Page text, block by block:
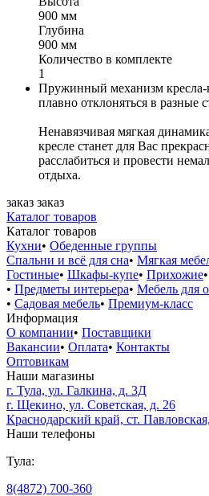
900 мм
Глубина
900 мм
Количество в комплекте
1
Пружинный механизм кресла-
плавно отклоняться в разные
Ненавязчивая мягкая
кресле станет для Вас
расслабиться и провести
отдыха.
заказ заказ
Каталог товаров
Каталог товаров
Кухни• Обеденные группы
Спальни и всё для сна• Мягкая
Гостиные• Шкафы-купе• Прихожие•
• Предметы интерьера• Мебель для
• Садовая мебель• Премиум-класс
Информация
О компании• Поставщики
Вакансии• Оплата• Контакты
Оптовикам
Наши магазины
г. Тула, ул. Галкина, д. 3Д
г. Щекино, ул. Советская, д. 26
Краснодарский край, ст.
Наши телефоны
Тула:
8(4872) 700-360